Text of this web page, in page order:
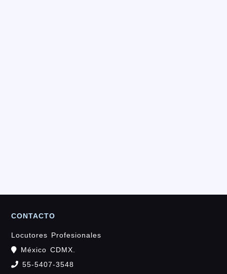
CONTACTO
Locutores Profesionales
México CDMX.
55-5407-3548